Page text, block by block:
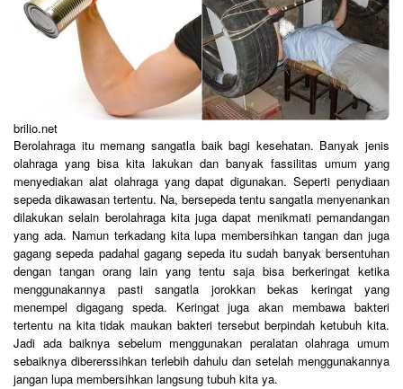
brilio.net
Berolahraga itu memang sangatla baik bagi kesehatan. Banyak jenis
olahraga yang bisa kita lakukan dan banyak fassilitas umum yang
menyediakan alat olahraga yang dapat digunakan. Seperti penydiaan
sepeda dikawasan tertentu. Na, bersepeda tentu sangatla menyenankan
dilakukan selain berolahraga kita juga dapat menikmati pemandangan
yang ada. Namun terkadang kita lupa membersihkan tangan dan juga
gagang sepeda padahal gagang sepeda itu sudah banyak bersentuhan
dengan tangan orang lain yang tentu saja bisa berkeringat ketika
menggunakannya pasti sangatla jorokkan bekas keringat yang
menempel digagang speda. Keringat juga akan membawa bakteri
tertentu na kita tidak maukan bakteri tersebut berpindah ketubuh kita.
Jadi ada baiknya sebelum menggunakan peralatan olahraga umum
sebaiknya dibererssihkan terlebih dahulu dan setelah menggunakannya
jangan lupa membersihkan langsung tubuh kita ya.